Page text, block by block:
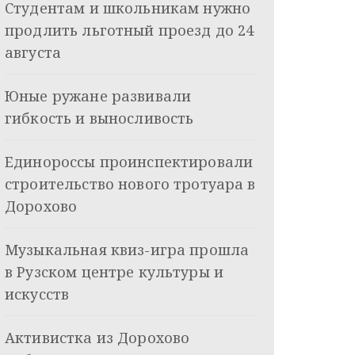
Студентам и школьникам нужно
продлить льготный проезд до 24
августа
Юные ружане развивали
гибкость и выносливость
Единороссы проинспектировали
строительство нового тротуара в
Дорохово
Музыкальная квиз-игра прошла
в Рузском центре культуры и
искусств
Активистка из Дорохово